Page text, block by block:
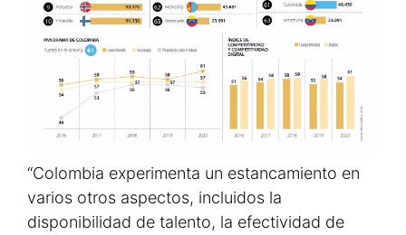
“Colombia experimenta un estancamiento en
varios otros aspectos, incluidos la
disponibilidad de talento, la efectividad de